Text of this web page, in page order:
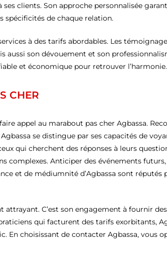
clients. Son approche personnalisée
spécificités de chaque relation.
à des tarifs abordables. Les
aussi son dévouement et son
et économique pour retrouver l’harmonie.
CHER
appel au marabout pas cher Agbassa.
se distingue par ses capacités de
qui cherchent des réponses à leurs
complexes. Anticiper des événements
et de médiumnité d’Agbassa sont réputés
C’est son engagement à fournir
qui facturent des tarifs exorbitants,
En choisissant de contacter Agbassa, vous